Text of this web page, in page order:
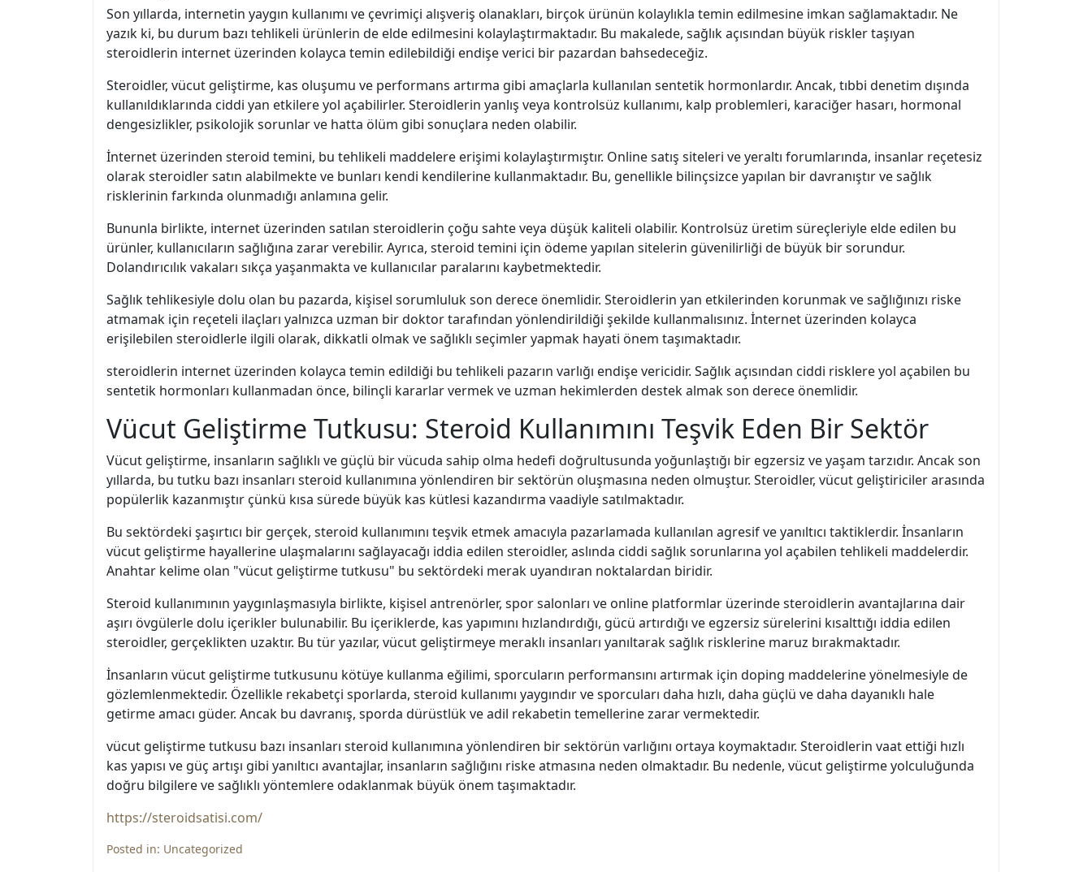
Son yıllarda, internetin yaygın kullanımı ve çevrimiçi alışveriş olanakları, birçok ürünün kolaylıkla temin edilmesine imkan sağlamaktadır. Ne
yazık ki, bu durum bazı tehlikeli ürünlerin de elde edilmesini kolaylaştırmaktadır. Bu makalede, sağlık açısından büyük riskler taşıyan
steroidlerin internet üzerinden kolayca temin edilebildiği endişe verici bir pazardan bahsedeceğiz.
Steroidler, vücut geliştirme, kas oluşumu ve performans artırma gibi amaçlarla kullanılan sentetik hormonlardır. Ancak, tıbbi denetim dışında
kullanıldıklarında ciddi yan etkilere yol açabilirler. Steroidlerin yanlış veya kontrolsüz kullanımı, kalp problemleri, karaciğer hasarı, hormonal
dengesizlikler, psikolojik sorunlar ve hatta ölüm gibi sonuçlara neden olabilir.
İnternet üzerinden steroid temini, bu tehlikeli maddelere erişimi kolaylaştırmıştır. Online satış siteleri ve yeraltı forumlarında, insanlar reçetesiz
olarak steroidler satın alabilmekte ve bunları kendi kendilerine kullanmaktadır. Bu, genellikle bilinçsizce yapılan bir davranıştır ve sağlık
risklerinin farkında olunmadığı anlamına gelir.
Bununla birlikte, internet üzerinden satılan steroidlerin çoğu sahte veya düşük kaliteli olabilir. Kontrolsüz üretim süreçleriyle elde edilen bu
ürünler, kullanıcıların sağlığına zarar verebilir. Ayrıca, steroid temini için ödeme yapılan sitelerin güvenilirliği de büyük bir sorundur.
Dolandırıcılık vakaları sıkça yaşanmakta ve kullanıcılar paralarını kaybetmektedir.
Sağlık tehlikesiyle dolu olan bu pazarda, kişisel sorumluluk son derece önemlidir. Steroidlerin yan etkilerinden korunmak ve sağlığınızı riske
atmamak için reçeteli ilaçları yalnızca uzman bir doktor tarafından yönlendirildiği şekilde kullanmalısınız. İnternet üzerinden kolayca
erişilebilen steroidlerle ilgili olarak, dikkatli olmak ve sağlıklı seçimler yapmak hayati önem taşımaktadır.
steroidlerin internet üzerinden kolayca temin edildiği bu tehlikeli pazarın varlığı endişe vericidir. Sağlık açısından ciddi risklere yol açabilen bu
sentetik hormonları kullanmadan önce, bilinçli kararlar vermek ve uzman hekimlerden destek almak son derece önemlidir.
Vücut Geliştirme Tutkusu: Steroid Kullanımını Teşvik Eden Bir Sektör
Vücut geliştirme, insanların sağlıklı ve güçlü bir vücuda sahip olma hedefi doğrultusunda yoğunlaştığı bir egzersiz ve yaşam tarzıdır. Ancak son
yıllarda, bu tutku bazı insanları steroid kullanımına yönlendiren bir sektörün oluşmasına neden olmuştur. Steroidler, vücut geliştiriciler arasında
popülerlik kazanmıştır çünkü kısa sürede büyük kas kütlesi kazandırma vaadiyle satılmaktadır.
Bu sektördeki şaşırtıcı bir gerçek, steroid kullanımını teşvik etmek amacıyla pazarlamada kullanılan agresif ve yanıltıcı taktiklerdir. İnsanların
vücut geliştirme hayallerine ulaşmalarını sağlayacağı iddia edilen steroidler, aslında ciddi sağlık sorunlarına yol açabilen tehlikeli maddelerdir.
Anahtar kelime olan "vücut geliştirme tutkusu" bu sektördeki merak uyandıran noktalardan biridir.
Steroid kullanımının yaygınlaşmasıyla birlikte, kişisel antrenörler, spor salonları ve online platformlar üzerinde steroidlerin avantajlarına dair
aşırı övgülerle dolu içerikler bulunabilir. Bu içeriklerde, kas yapımını hızlandırdığı, gücü artırdığı ve egzersiz sürelerini kısalttığı iddia edilen
steroidler, gerçeklikten uzaktır. Bu tür yazılar, vücut geliştirmeye meraklı insanları yanıltarak sağlık risklerine maruz bırakmaktadır.
İnsanların vücut geliştirme tutkusunu kötüye kullanma eğilimi, sporcuların performansını artırmak için doping maddelerine yönelmesiyle de
gözlemlenmektedir. Özellikle rekabetçi sporlarda, steroid kullanımı yaygındır ve sporcuları daha hızlı, daha güçlü ve daha dayanıklı hale
getirme amacı güder. Ancak bu davranış, sporda dürüstlük ve adil rekabetin temellerine zarar vermektedir.
vücut geliştirme tutkusu bazı insanları steroid kullanımına yönlendiren bir sektörün varlığını ortaya koymaktadır. Steroidlerin vaat ettiği hızlı
kas yapısı ve güç artışı gibi yanıltıcı avantajlar, insanların sağlığını riske atmasına neden olmaktadır. Bu nedenle, vücut geliştirme yolculuğunda
doğru bilgilere ve sağlıklı yöntemlere odaklanmak büyük önem taşımaktadır.
https://steroidsatisi.com/
Posted in: Uncategorized